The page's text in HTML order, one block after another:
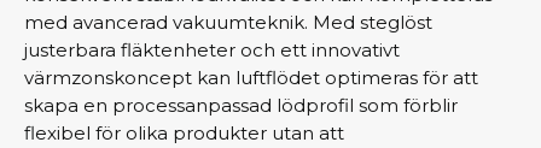
med avancerad vakuumteknik. Med steglöst
justerbara fläktenheter och ett innovativt
värmzonskoncept kan luftflödet optimeras för att
skapa en processanpassad lödprofil som förblir
flexibel för olika produkter utan att